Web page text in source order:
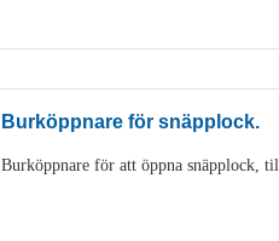
Burköppnare för snäpplock.
Burköppnare för att öppna snäpplock,